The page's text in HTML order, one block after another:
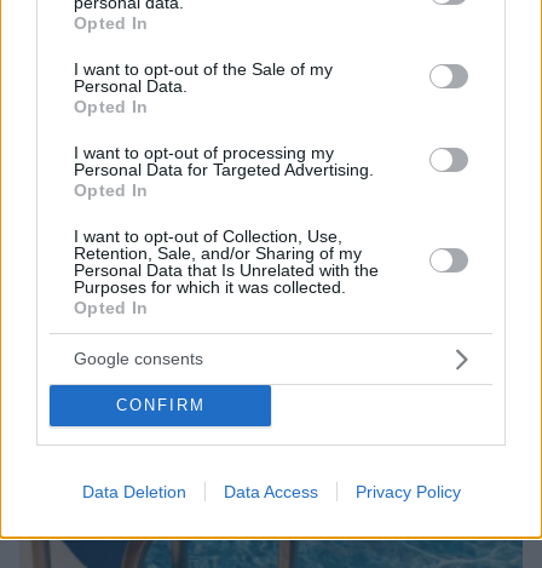
grant or deny consent to Google and its third-party tags to
use your data for below specified purposes in below Google
consent section.
Opted In
I want to opt-out of the Sale of my
Personal Data.
Opted In
I want to opt-out of processing my
Personal Data for Targeted Advertising.
Opted In
I want to opt-out of Collection, Use,
Retention, Sale, and/or Sharing of my
Personal Data that Is Unrelated with the
Purposes for which it was collected.
Opted In
Google consents
CONFIRM
Data Deletion Data Access Privacy Policy
Μυστήριο 3.500 ετών στη Σαντορίνη: Ο 15χρονος
που δεν πρόλαβε να ξεφύγει από το τσουνάμι
έκρηξης